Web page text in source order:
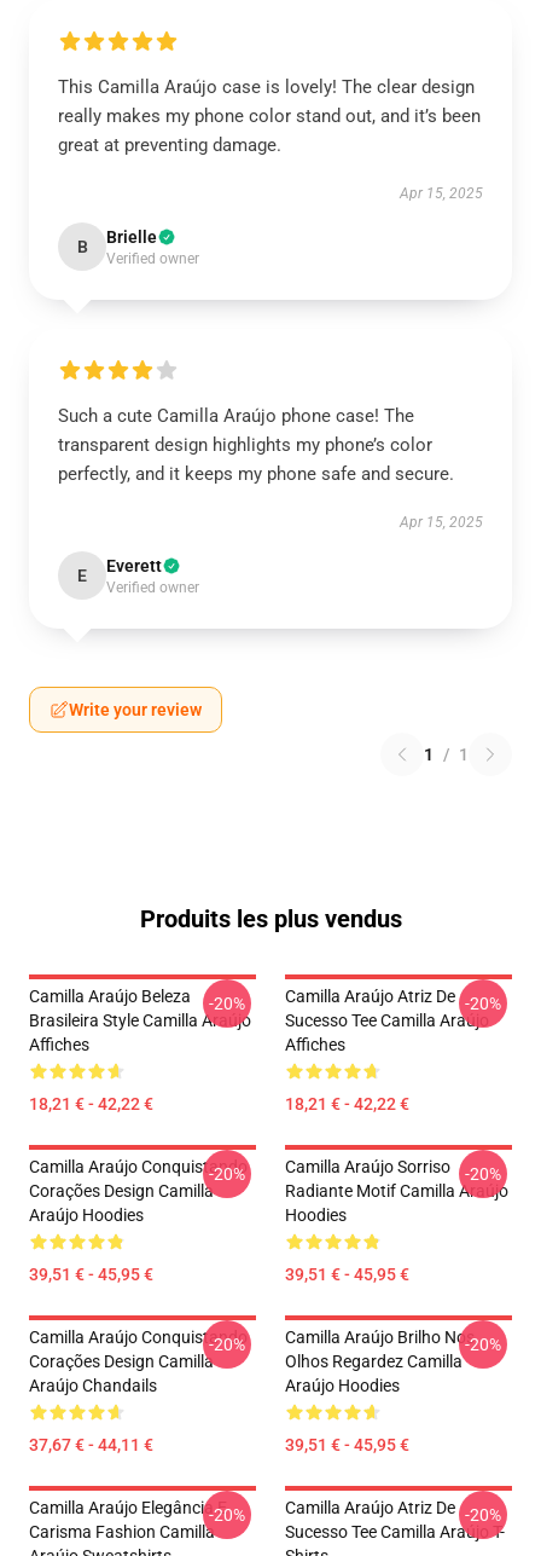
This Camilla Araújo case is lovely! The clear design
really makes my phone color stand out, and it’s been
great at preventing damage.
Apr 15, 2025
B Brielle
Verified owner
Such a cute Camilla Araújo phone case! The
transparent design highlights my phone’s color
perfectly, and it keeps my phone safe and secure.
Apr 15, 2025
E Everett
Verified owner
Write your review
1 / 1
Produits les plus vendus
Camilla Araújo Beleza
Brasileira Style Camilla Araújo
Affiches
18,21 € - 42,22 €
-20%
Camilla Araújo Atriz De
Sucesso Tee Camilla Araújo
Affiches
18,21 € - 42,22 €
-20%
Camilla Araújo Conquistando
Corações Design Camilla
Araújo Hoodies
39,51 € - 45,95 €
-20%
Camilla Araújo Sorriso
Radiante Motif Camilla Araújo
Hoodies
39,51 € - 45,95 €
-20%
Camilla Araújo Conquistando
Corações Design Camilla
Araújo Chandails
37,67 € - 44,11 €
-20%
Camilla Araújo Brilho Nos
Olhos Regardez Camilla
Araújo Hoodies
39,51 € - 45,95 €
-20%
Camilla Araújo Elegância E
Carisma Fashion Camilla
-20%
Camilla Araújo Atriz De
Sucesso Tee Camilla Araújo T-
-20%